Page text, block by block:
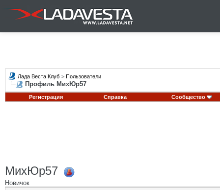
Лада Веста Клуб > Пользователи
Профиль МихЮр57
Регистрация Справка Сообщество
МихЮр57
Новичок